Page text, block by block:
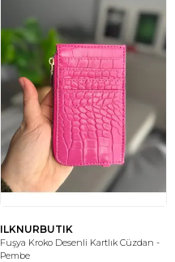
ILKNURBUTIK
Fuşya Kroko Desenli Kartlık Cüzdan -
Pembe